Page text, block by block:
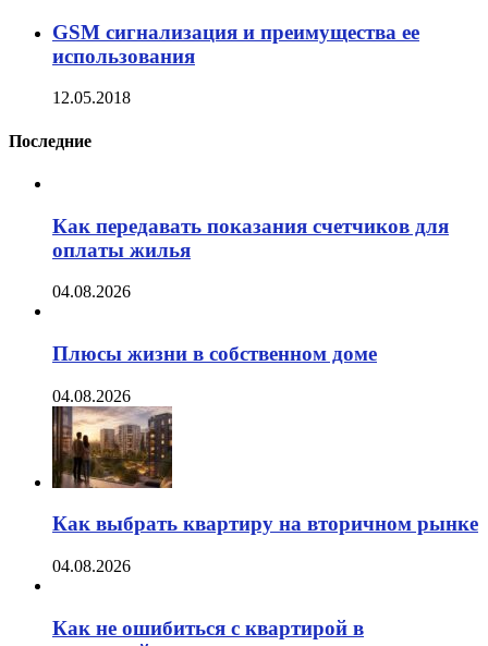
GSM сигнализация и преимущества ее
использования
12.05.2018
Последние
Как передавать показания счетчиков для
оплаты жилья
04.08.2026
Плюсы жизни в собственном доме
04.08.2026
Как выбрать квартиру на вторичном рынке
04.08.2026
Как не ошибиться с квартирой в